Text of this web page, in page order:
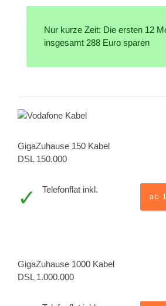
Nur kurze Zeit: Die ersten 12
insgesamt 288 Euro sparen
GigaZuhause 150 Kabel
DSL 150.000
Telefonflat inkl.
ab
GigaZuhause 1000 Kabel
DSL 1.000.000